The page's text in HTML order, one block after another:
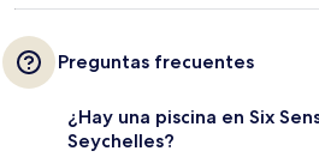
Preguntas frecuentes
¿Hay una piscina en Six
Seychelles?